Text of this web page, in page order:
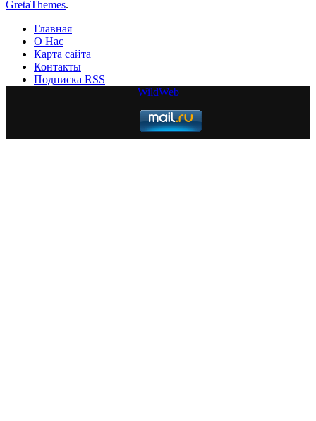
GretaThemes.
Главная
О Нас
Карта сайта
Контакты
Подписка RSS
WildWeb